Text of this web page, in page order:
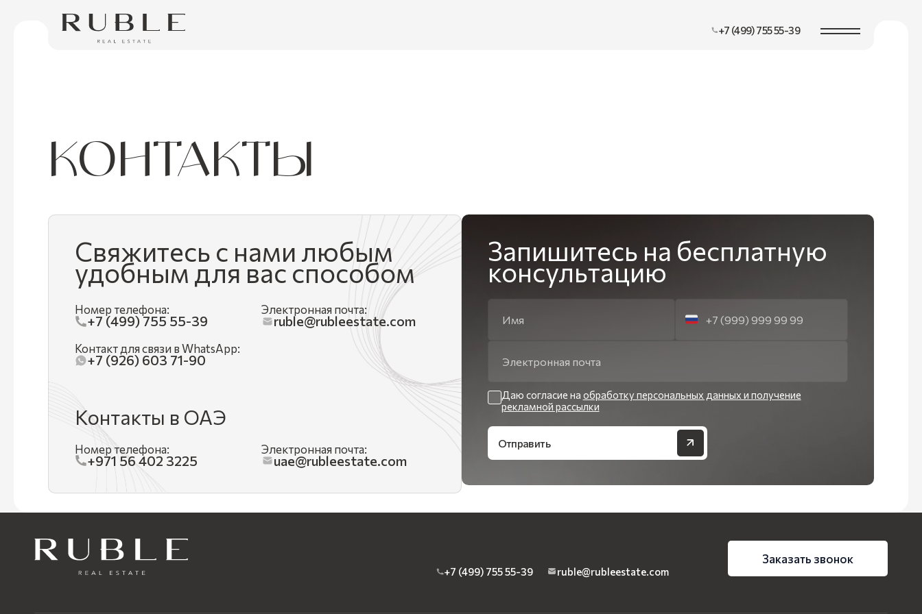
+7 (499) 755 55-39
КОНТАКТЫ
Свяжитесь с нами любым
удобным для вас способом
Номер телефона:
+7 (499) 755 55-39
Электронная почта:
ruble@rubleestate.com
Контакт для связи в WhatsApp:
+7 (926) 603 71-90
Контакты в ОАЭ
Номер телефона:
+971 56 402 3225
Электронная почта:
uae@rubleestate.com
Запишитесь на бесплатную
консультацию
Даю согласие на обработку персональных данных и получение
рекламной рассылки
Отправить
+7 (499) 755 55-39 ruble@rubleestate.com
Заказать звонок